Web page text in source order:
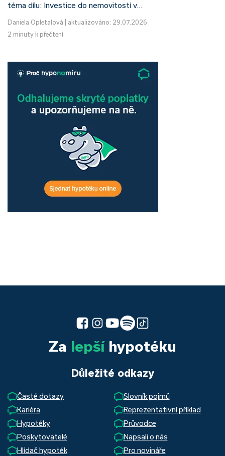
téma dílu: Investice do nemovitostí v…
Daniela Opletalová
aktualizováno: 29.07.2026
2 minuty k přečtení
Za lepšíhypotéku
Důležité odkazy
Časté dotazy
Slovník pojmů
Kariéra
Reprezentativní příklad
Hypotéky
Průvodce
Poskytovatelé
Napsali o nás
Hlídač hypoték
Pro novináře